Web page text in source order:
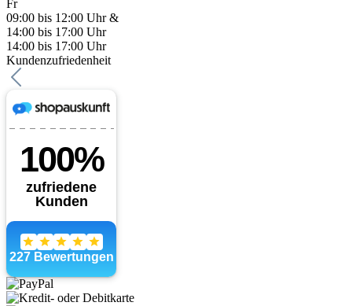
Fr
09:00 bis 12:00 Uhr &
14:00 bis 17:00 Uhr
14:00 bis 17:00 Uhr
Kundenzufriedenheit